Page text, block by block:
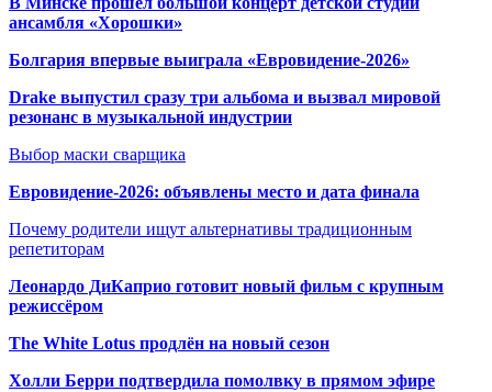
ансамбля «Хорошки»
Болгария впервые выиграла «Евровидение-2026»
Drake выпустил сразу три альбома и вызвал мировой
резонанс в музыкальной индустрии
Выбор маски сварщика
Евровидение-2026: объявлены место и дата финала
Почему родители ищут альтернативы традиционным
репетиторам
Леонардо ДиКаприо готовит новый фильм с крупным
режиссёром
The White Lotus продлён на новый сезон
Холли Берри подтвердила помолвку в прямом эфире